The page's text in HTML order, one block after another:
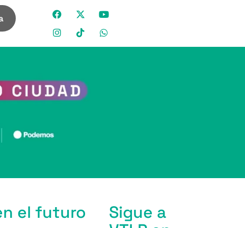
el futuro
Sigue a